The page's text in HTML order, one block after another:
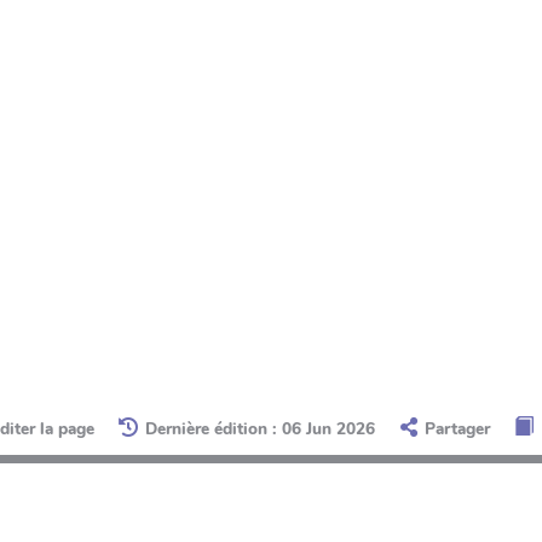
la page Dernière édition : 06 Jun 2026 Partager